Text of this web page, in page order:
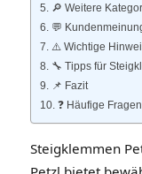
🔎 Weitere
💬
⚠️ Wichtige
🔧 Tipps für
📌 Fazit
❓ Häufige
Steigklemmen